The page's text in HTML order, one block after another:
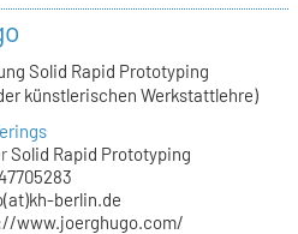
Solid Rapid Prototyping
künstlerischen Werkstattlehre)
Solid Rapid Prototyping
berlin.de
www.joerghugo.com/